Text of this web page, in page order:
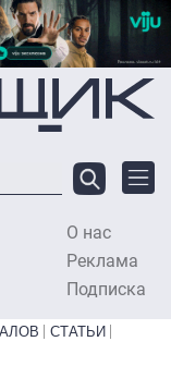
О нас
Реклама
Подписка
СТАТЬИ